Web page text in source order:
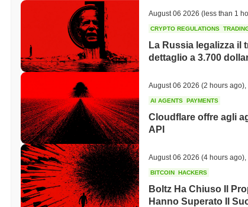
August 06 2026 (less than 1
CRYPTO REGULATIONS
La Russia legalizza il
dettaglio a 3.700
August 06 2026 (2 hours ago)
AI AGENTS PAYMENTS
Cloudflare offre agli
API
August 06 2026 (4 hours ago)
BITCOIN HACKERS
Boltz Ha Chiuso Il
Hanno Superato Il